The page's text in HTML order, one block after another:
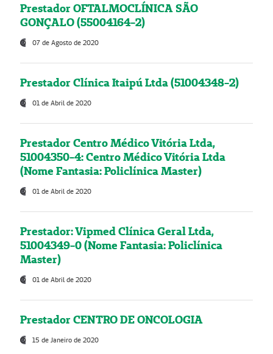
Prestador OFTALMOCLÍNICA SÃO
GONÇALO (55004164-2)
07 de Agosto de 2020
Prestador Clínica Itaipú Ltda (51004348-2)
01 de Abril de 2020
Prestador Centro Médico Vitória Ltda,
51004350-4: Centro Médico Vitória Ltda
(Nome Fantasia: Policlínica Master)
01 de Abril de 2020
Prestador: Vipmed Clínica Geral Ltda,
51004349-0 (Nome Fantasia: Policlínica
Master)
01 de Abril de 2020
Prestador CENTRO DE ONCOLOGIA
15 de Janeiro de 2020